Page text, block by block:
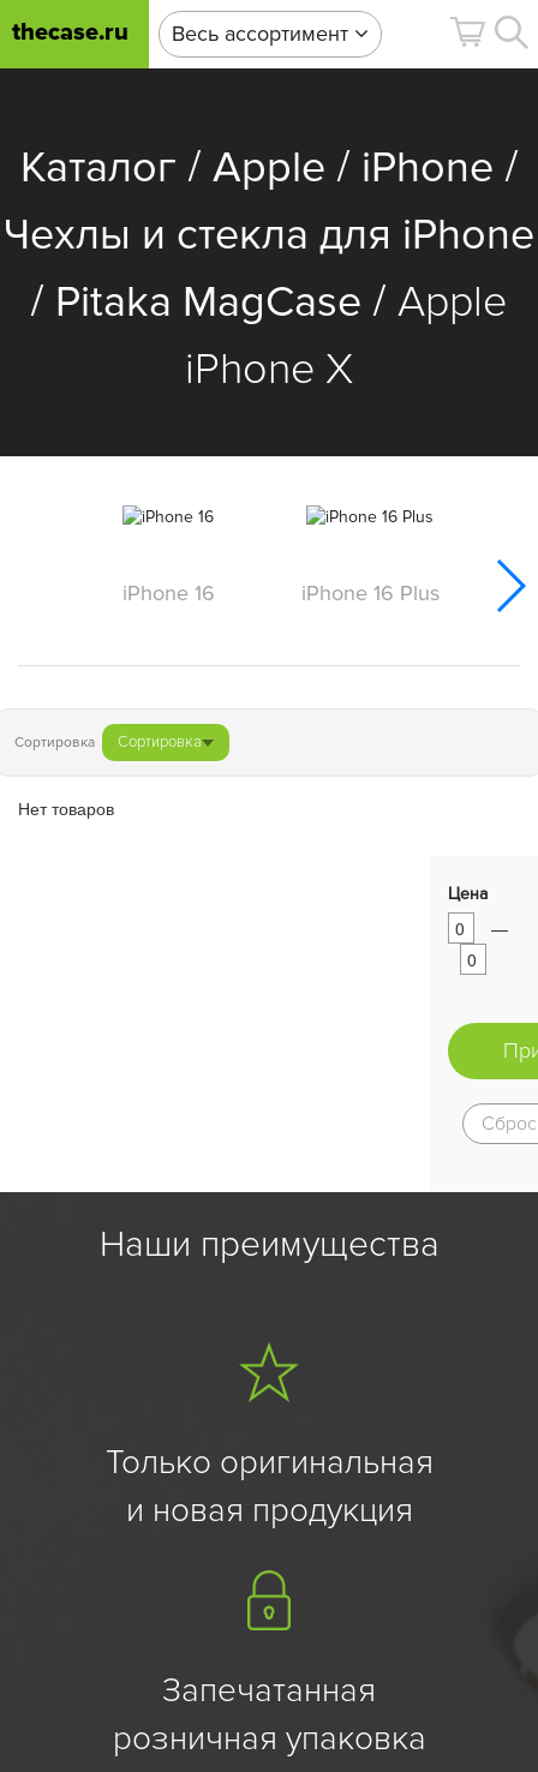
thecase.ru Весь ассортимент
Каталог / Apple / iPhone /
Чехлы и стекла для iPhone
/ Pitaka MagCase / Apple
iPhone X
iPhone 16 iPhone 16 Plus
Сортировка Сортировка
Нет товаров
Цена
—
Наши преимущества
Только оригинальная
и новая продукция
Запечатанная
розничная упаковка